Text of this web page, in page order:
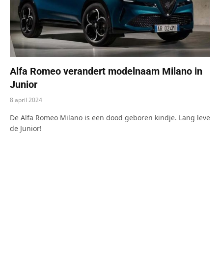
Alfa Romeo verandert modelnaam Milano in
Junior
8 april 2024
De Alfa Romeo Milano is een dood geboren kindje. Lang leve
de Junior!